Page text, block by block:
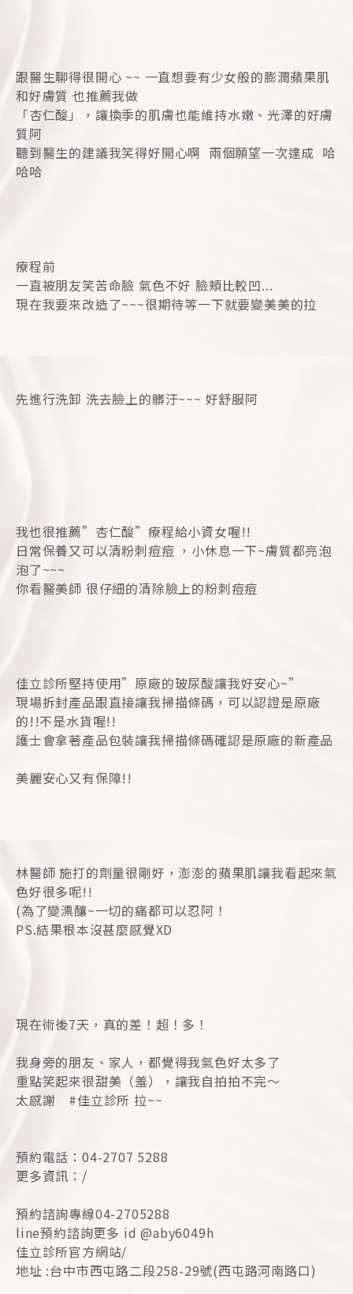
跟醫生聊得很開心 ~~ 一直想要有少女般的膨潤蘋果肌
和好膚質 也推薦我做
「杏仁酸」，讓換季的肌膚也能維持水嫩、光澤的好膚
質阿
聽到醫生的建議我笑得好開心啊 ​ 兩個願望一次達成 哈
哈哈
療程前
一直被朋友笑苦命臉 氣色不好 臉頰比較凹...
現在我要來改造了~~~很期待等一下就要變美美的拉
先進行洗卸 洗去臉上的髒汙~~~ 好舒服阿
我也很推薦”杏仁酸”療程給小資女喔!!
日常保養又可以清粉刺痘痘 ，小休息一下~膚質都亮泡
泡了~~~
你看醫美師 很仔細的清除臉上的粉刺痘痘
佳立診所堅持使用”原廠的玻尿酸讓我好安心~”
現場拆封產品跟直接讓我掃描條碼，可以認證是原廠
的!!不是水貨喔!!
護士會拿著產品包裝讓我掃描條碼確認是原廠的新產品
美麗安心又有保障!!
林醫師 施打的劑量很剛好，澎澎的蘋果肌讓我看起來氣
色好很多呢!!
(為了變漂釀~一切的痛都可以忍阿！
PS.結果根本沒甚麼感覺XD
現在術後7天，真的差！超！多！
我身旁的朋友、家人，都覺得我氣色好太多了
重點笑起來很甜美（羞），讓我自拍拍不完～
太感謝 #佳立診所 拉~~
預約電話：04-2707 5288
更多資訊： /
預約諮詢專線04-2705288
line預約諮詢更多 id @aby6049h
佳立診所官方網站/
地址 :台中市西屯路二段258-29號(西屯路河南路口)